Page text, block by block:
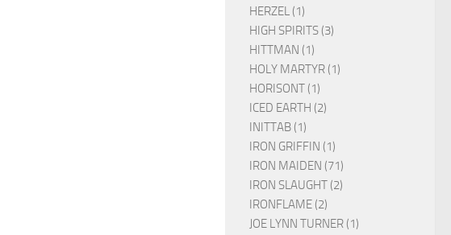
HERZEL (1)
HIGH SPIRITS (3)
HITTMAN (1)
HOLY MARTYR (1)
HORISONT (1)
ICED EARTH (2)
INITTAB (1)
IRON GRIFFIN (1)
IRON MAIDEN (71)
IRON SLAUGHT (2)
IRONFLAME (2)
JOE LYNN TURNER (1)